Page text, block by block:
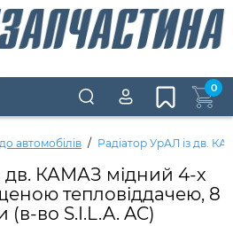
0
автомобілів Радіатор УрАЛ із дв.
дв. КАМАЗ мідний 4-х
тепловіддачею, 8
во S.I.L.A. AC)